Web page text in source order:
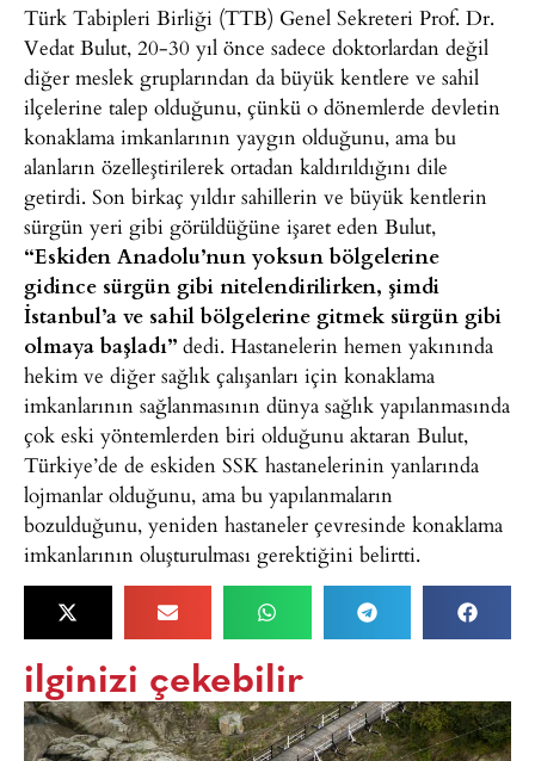
Türk Tabipleri Birliği (TTB) Genel Sekreteri Prof. Dr.
Vedat Bulut, 20-30 yıl önce sadece doktorlardan değil
diğer meslek gruplarından da büyük kentlere ve sahil
ilçelerine talep olduğunu, çünkü o dönemlerde devletin
konaklama imkanlarının yaygın olduğunu, ama bu
alanların özelleştirilerek ortadan kaldırıldığını dile
getirdi. Son birkaç yıldır sahillerin ve büyük kentlerin
sürgün yeri gibi görüldüğüne işaret eden Bulut,
“Eskiden Anadolu’nun yoksun bölgelerine
gidince sürgün gibi nitelendirilirken, şimdi
İstanbul’a ve sahil bölgelerine gitmek sürgün gibi
olmaya başladı” dedi. Hastanelerin hemen yakınında
hekim ve diğer sağlık çalışanları için konaklama
imkanlarının sağlanmasının dünya sağlık yapılanmasında
çok eski yöntemlerden biri olduğunu aktaran Bulut,
Türkiye’de de eskiden SSK hastanelerinin yanlarında
lojmanlar olduğunu, ama bu yapılanmaların
bozulduğunu, yeniden hastaneler çevresinde konaklama
imkanlarının oluşturulması gerektiğini belirtti.
ilginizi çekebilir